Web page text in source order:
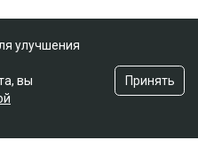
улучшения
вы
Принять